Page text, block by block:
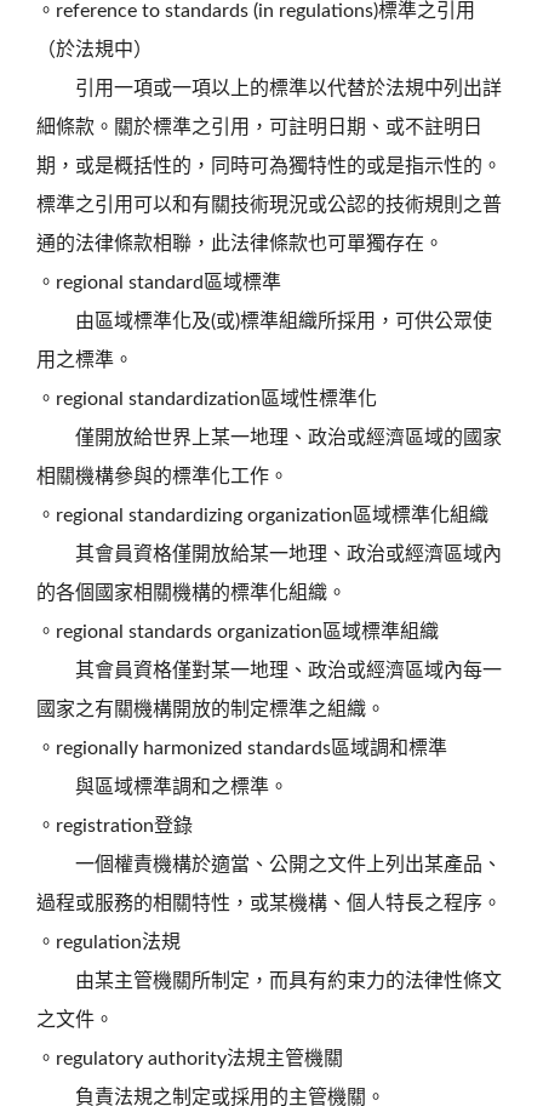
。reference to standards (in regulations)標準之引用
（於法規中）
引用一項或一項以上的標準以代替於法規中列出詳
細條款。關於標準之引用，可註明日期、或不註明日
期，或是概括性的，同時可為獨特性的或是指示性的。
標準之引用可以和有關技術現況或公認的技術規則之普
通的法律條款相聯，此法律條款也可單獨存在。
。regional standard區域標準
由區域標準化及(或)標準組織所採用，可供公眾使
用之標準。
。regional standardization區域性標準化
僅開放給世界上某一地理、政治或經濟區域的國家
相關機構參與的標準化工作。
。regional standardizing organization區域標準化組織
其會員資格僅開放給某一地理、政治或經濟區域內
的各個國家相關機構的標準化組織。
。regional standards organization區域標準組織
其會員資格僅對某一地理、政治或經濟區域內每一
國家之有關機構開放的制定標準之組織。
。regionally harmonized standards區域調和標準
與區域標準調和之標準。
。registration登錄
一個權責機構於適當、公開之文件上列出某產品、
過程或服務的相關特性，或某機構、個人特長之程序。
。regulation法規
由某主管機關所制定，而具有約束力的法律性條文
之文件。
。regulatory authority法規主管機關
負責法規之制定或採用的主管機關。